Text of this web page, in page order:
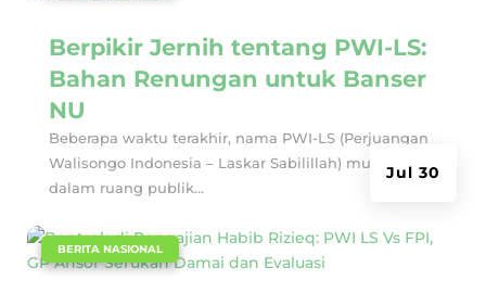
Berpikir Jernih tentang PWI-LS:
Bahan Renungan untuk Banser
NU
Jul 30
Beberapa waktu terakhir, nama PWI-LS (Perjuangan
Walisongo Indonesia – Laskar Sabilillah) muncul
dalam ruang publik...
BERITA NASIONAL